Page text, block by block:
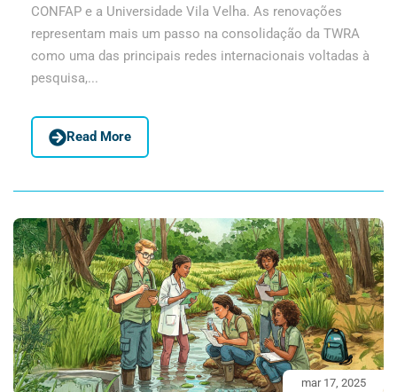
CONFAP e a Universidade Vila Velha. As renovações
representam mais um passo na consolidação da TWRA
como uma das principais redes internacionais voltadas à
pesquisa,...
Read More
mar 17, 2025